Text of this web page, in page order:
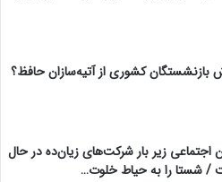
کشوری از آتیه‌سازان حافظ؟
اجتماعی زیر بار شرکت‌های زیان‌ده در حال
/ شستا را به حیاط خلوت…